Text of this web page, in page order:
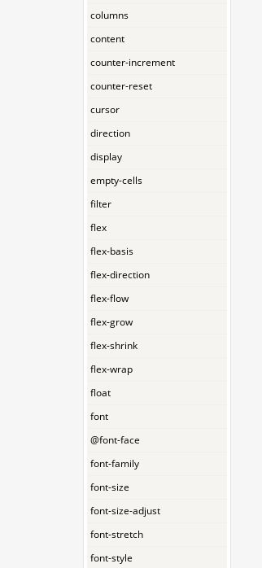
columns
content
counter-increment
counter-reset
cursor
direction
display
empty-cells
filter
flex
flex-basis
flex-direction
flex-flow
flex-grow
flex-shrink
flex-wrap
float
font
@font-face
font-family
font-size
font-size-adjust
font-stretch
font-style